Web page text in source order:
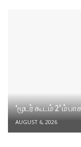
‘மூடர் கூடம் 2’ ம்
AUGUST 6, 2026